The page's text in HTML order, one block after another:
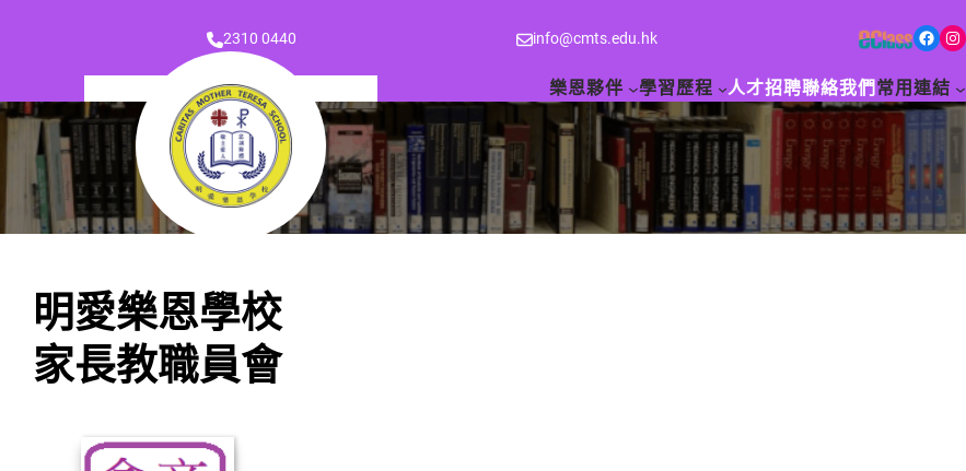
2310 0440 info@cmts.edu.hk Facebook Instagram
樂恩夥伴 學習歷程 人才招聘聯絡我們 常用連結
明愛樂恩學校
家長教職員會